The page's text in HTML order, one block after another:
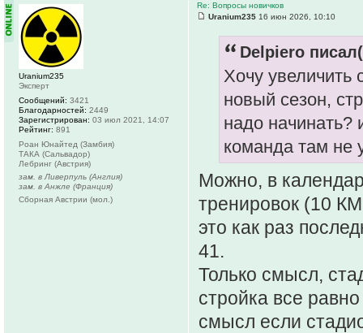
Re: Вопросы новичков
Uranium235 16 июн 2026, 10:10
Delpiero
Хочу увеличить
новый сезон,
надо
команда там не
Можно, в
тренировок (10
это как раз
41.
Только смысл,
стройка все
смысл если
Uranium235
Эксперт
Сообщений: 3421
Благодарностей: 2449
Зарегистрирован: 03 июл 2021, 14:07
Рейтинг: 891
Роан Юнайтед (Замбия)
ТАКА (Сальвадор)
Лебринг (Австрия)
зам. в Ливерпуль (Англия)
зам. в Анжле (Франция)
Сборная Австрии (мол.)